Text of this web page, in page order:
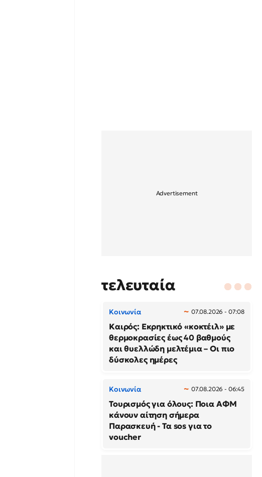
τελευταία
Κοινωνία 07.08.2026 - 07:08
Καιρός: Εκρηκτικό «κοκτέιλ» με
θερμοκρασίες έως 40 βαθμούς
και θυελλώδη μελτέμια – Οι πιο
δύσκολες ημέρες
Κοινωνία 07.08.2026 - 06:45
Τουρισμός για όλους: Ποια ΑΦΜ
κάνουν αίτηση σήμερα
Παρασκευή - Τα sos για το
voucher